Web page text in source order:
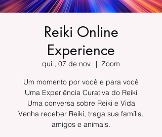
Reiki Online
Experience
qui., 07 de nov.
  |
Zoom
Um momento por você e para você
Uma Experiência Curativa do Reiki
Uma conversa sobre Reiki e Vida
Venha receber Reiki, traga sua família,
amigos e animais.